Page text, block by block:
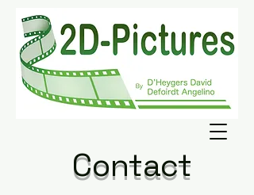
Contact